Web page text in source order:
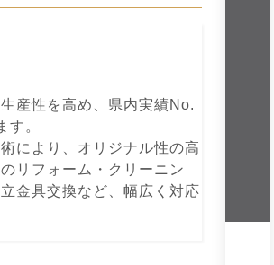
産性を⾼め、県内実績No.
す。
により、オリジナル性の⾼
リフォーム・クリーニン
⾦具交換など、幅広く対応